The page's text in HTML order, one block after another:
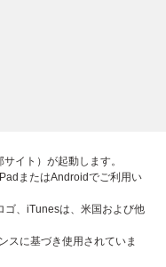
イト）が起動します。
またはAndroidでご利用い
ゴ、iTunesは、米国および他
スに基づき使用されていま